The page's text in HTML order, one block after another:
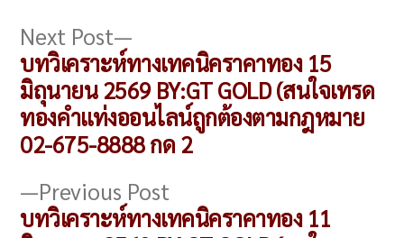
แนะแนว
เรื่อง
Previous Post
post:
บทวิเคราะห์ทางเทคนิคราคาทอง 11
Next Post
post:
บทวิเคราะห์ทางเทคนิคราคาทอง 15
มิถุนายน 2569 BY:GT GOLD (สนใจเทรด
ทองคำแท่งออนไลน์ถูกต้องตามกฎหมาย
02-675-8888 กด 2